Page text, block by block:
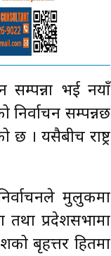
सम्पन्ना भई नयाँ
सम्पन्नछ
। यसैबीच राष्ट्र
मुलुकमा
तथा प्रदेशसभामा
बृहत्तर हितमा